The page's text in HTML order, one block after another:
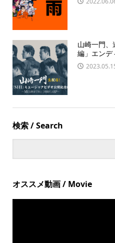
山崎一門、
編」エンデ
検索 / Search
オススメ動画 / Movie